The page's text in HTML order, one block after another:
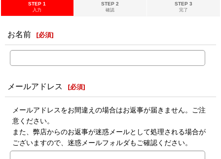
STEP 1
入力
STEP 2
確認
STEP 3
完了
お名前 [必須]
メールアドレス [必須]
メールアドレスをお間違えの場合はお返事が届きません。ご注
意ください。
また、弊店からのお返事が迷惑メールとして処理される場合が
ございますので、迷惑メールフォルダもご確認ください。